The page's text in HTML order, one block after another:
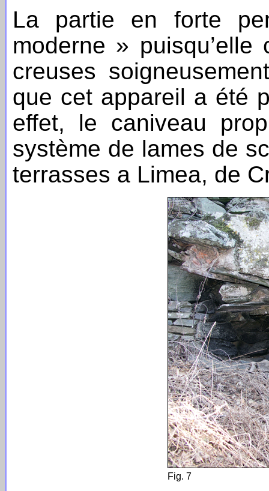
La partie en forte
moderne »
creuses
que cet appareil a été
effet, le caniveau
système de lames de
terrasses a Limea, de
Fig. 7